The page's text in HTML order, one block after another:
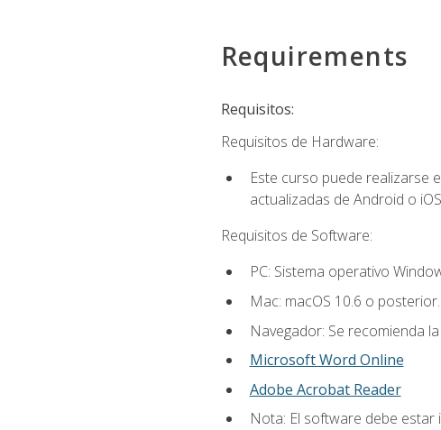
Requirements
Requisitos:
Requisitos de Hardware:
Este curso puede realizarse
actualizadas de Android o
Requisitos de Software:
PC: Sistema operativo
Mac: macOS 10.6 o posterior.
Navegador: Se recomienda
Microsoft Word Online
Adobe Acrobat Reader
Nota: El software debe